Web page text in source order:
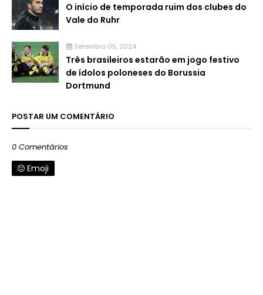
O início de temporada ruim dos clubes do
Vale do Ruhr
Setembro 05, 2024
Três brasileiros estarão em jogo festivo
de ídolos poloneses do Borussia
Dortmund
POSTAR UM COMENTÁRIO
0 Comentários
Emoji